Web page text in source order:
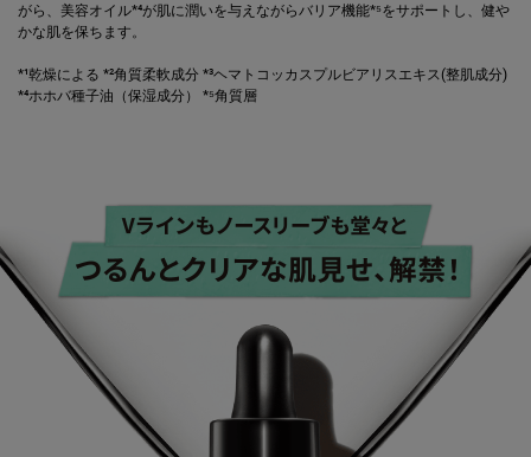
がら、美容オイル*⁴が肌に潤いを与えながらバリア機能*⁵をサポートし、健や
かな肌を保ちます。
*¹乾燥による *²角質柔軟成分 *³ヘマトコッカスプルビアリスエキス(整肌成分)
*⁴ホホバ種子油（保湿成分） *⁵角質層